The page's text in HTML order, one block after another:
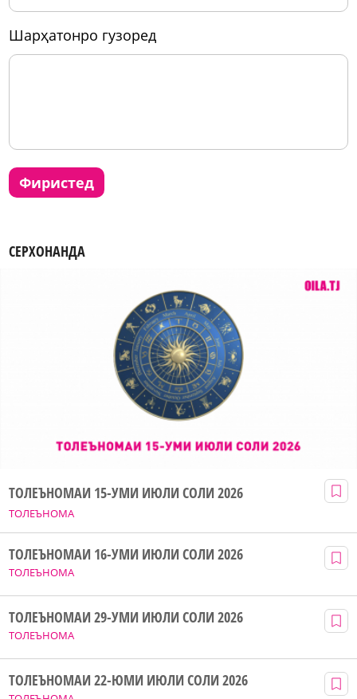
шарҳатонро гузоред
фиристед
СЕРХОНАНДА
ТОЛЕЪНОМА
ТОЛЕЪНОМАИ 15-УМИ ИЮЛИ СОЛИ 2026
ТОЛЕЪНОМА
ТОЛЕЪНОМАИ 16-УМИ ИЮЛИ СОЛИ 2026
ТОЛЕЪНОМА
ТОЛЕЪНОМАИ 29-УМИ ИЮЛИ СОЛИ 2026
ТОЛЕЪНОМАИ 22-ЮМИ ИЮЛИ СОЛИ 2026